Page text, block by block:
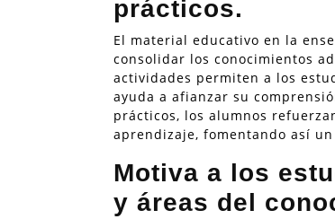
prácticos.
El material educativo en la
consolidar los conocimientos
actividades permiten a los
ayuda a afianzar su
prácticos, los alumnos
aprendizaje, fomentando así
Motiva a los
y áreas del